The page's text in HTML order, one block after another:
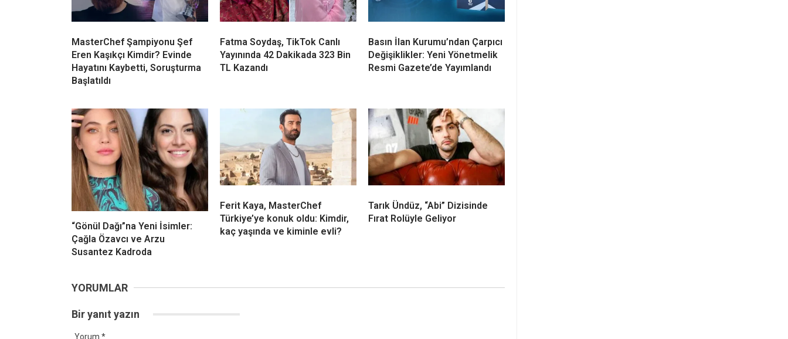
MasterChef Şampiyonu Şef
Eren Kaşıkçı Kimdir? Evinde
Hayatını Kaybetti, Soruşturma
Başlatıldı
Fatma Soydaş, TikTok Canlı
Yayınında 42 Dakikada 323 Bin
TL Kazandı
Basın İlan Kurumu’ndan Çarpıcı
Değişiklikler: Yeni Yönetmelik
Resmi Gazete’de Yayımlandı
“Gönül Dağı”na Yeni İsimler:
Çağla Özavcı ve Arzu
Susantez Kadroda
Ferit Kaya, MasterChef
Türkiye’ye konuk oldu: Kimdir,
kaç yaşında ve kiminle evli?
Tarık Ündüz, “Abi” Dizisinde
Fırat Rolüyle Geliyor
YORUMLAR
Bir yanıt yazın
Yorum *